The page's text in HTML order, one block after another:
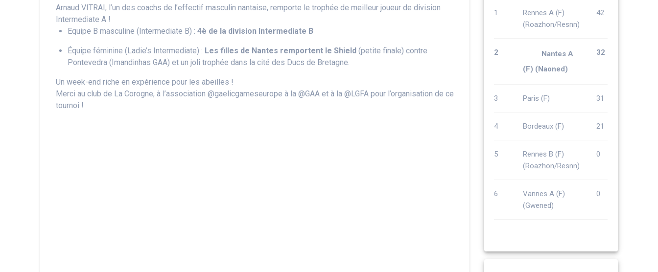
Arnaud VITRAI, l’un des coachs de l’effectif masculin nantaise, remporte le trophée de meilleur joueur de division
Intermediate A !
Equipe B masculine (Intermediate B) :4è de la division Intermediate B
Équipe féminine (Ladie’s Intermediate) : Les filles de Nantes remportent le Shield (petite finale) contre
Pontevedra (Imandinhas GAA) et un joli trophée dans la cité des Ducs de Bretagne.
Un week-end riche en expérience pour les abeilles !
Merci au club de La Corogne, à l’association @gaelicgameseurope à la @GAA et à la @LGFA pour l’organisation de ce
tournoi !
1
Rennes A (F)
(Roazhon/Resnn)
42
2
Nantes A
(F) (Naoned)
32
3 Paris (F) 31
4 Bordeaux (F) 21
5
Rennes B (F)
(Roazhon/Resnn)
0
6
Vannes A (F)
(Gwened)
0